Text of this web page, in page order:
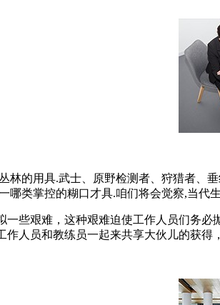
林的用具.武士、原野检测者、狩猎者、
哪类掌控的糊口才具.咱们将会觉察,当
一些艰难，这种艰难迫使工作人员们务
人员和教练员一起来共享大伙儿的获